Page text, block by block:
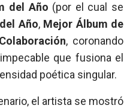
del Año (por el cual se
Año, Mejor Álbum de
, coronando
que fusiona el
poética singular.
el artista se mostró